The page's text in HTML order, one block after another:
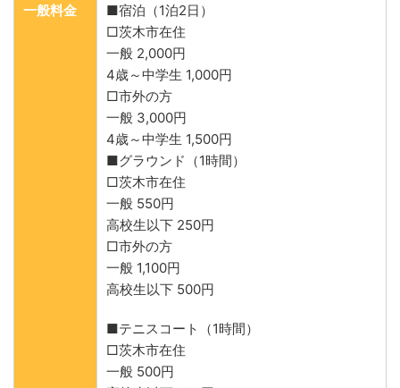
一般料金
■宿泊（1泊2日）
□茨木市在住
一般 2,000円
4歳～中学生 1,000円
□市外の方
一般 3,000円
4歳～中学生 1,500円
■グラウンド（1時間）
□茨木市在住
一般 550円
高校生以下 250円
□市外の方
一般 1,100円
高校生以下 500円
■テニスコート（1時間）
□茨木市在住
一般 500円